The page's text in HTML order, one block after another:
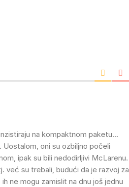
na kompaktnom paketu…
oni su ozbiljno počeli
ipak su bili nedodirljivi McLarenu.
već su trebali, budući da je razvoj za
ne mogu zamislit na dnu još jednu